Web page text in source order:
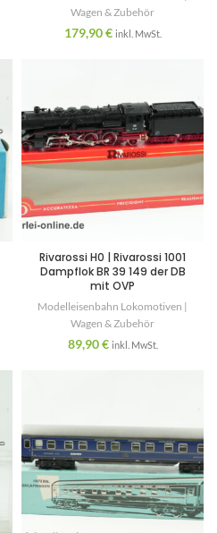
Wagen & Zubehör
179,90€ inkl. MwSt.
Rivarossi H0 | Rivarossi 1001
Dampflok BR 39 149 der DB
mit OVP
Modelleisenbahn Lokomotiven |
Wagen & Zubehör
89,90€ inkl. MwSt.